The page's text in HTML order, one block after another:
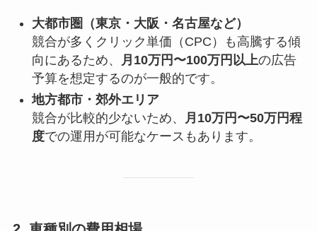
大都市圏（東京・大阪・名古屋など）
競合が多くクリック単価（CPC）も高騰する傾
向にあるため、
月10万円〜100万円以上の広告
予算を想定するのが一般的です。
地方都市・郊外エリア
競合が比較的少ないため、
月10万円〜50万円程
度での運用が可能なケースもあります。